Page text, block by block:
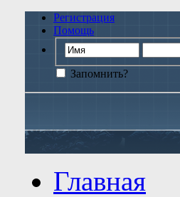
Регистрация
Помощь
Запомнить?
Главная